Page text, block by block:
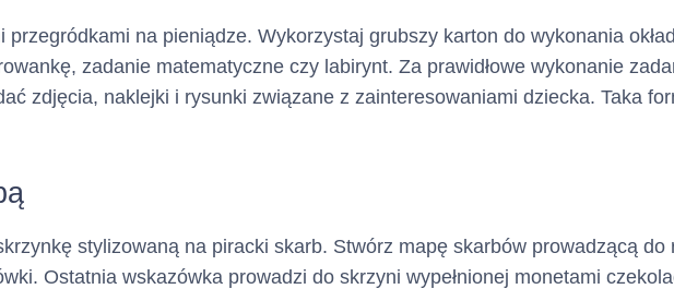
elektronicznej :
ma charakter opcjonalny)
Nie dotyczy
:
ma charakter opcjonalny)
przegródkami na pieniądze. Wykorzystaj grubszy karton do wykonania
zadanie matematyczne czy labirynt. Za prawidłowe wykonanie
zdjęcia, naklejki i rysunki związane z zainteresowaniami dziecka. Taka
stylizowaną na piracki skarb. Stwórz mapę skarbów prowadzącą do
Ostatnia wskazówka prowadzi do skrzyni wypełnionej monetami